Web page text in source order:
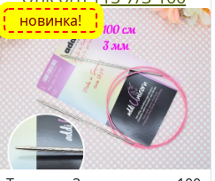
сріблясті на рожевому
кабелі, 100см, №3 мм
новинка!